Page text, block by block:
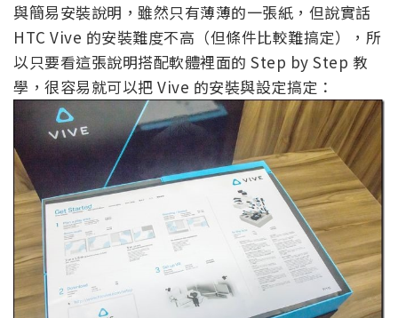
與簡易安裝說明，雖然只有薄薄的一張紙，但說實話
HTC Vive 的安裝難度不高（但條件比較難搞定），所
以只要看這張說明搭配軟體裡面的 Step by Step 教
學，很容易就可以把 Vive 的安裝與設定搞定：